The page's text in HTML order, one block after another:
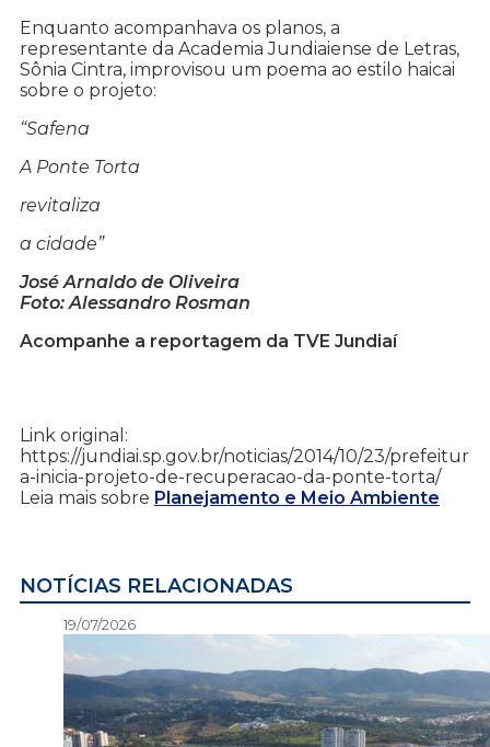
Enquanto acompanhava os planos, a
representante da Academia Jundiaiense de Letras,
Sônia Cintra, improvisou um poema ao estilo haicai
sobre o projeto:
“Safena
A Ponte Torta
revitaliza
a cidade”
José Arnaldo de Oliveira
Foto: Alessandro Rosman
Acompanhe a reportagem da TVE Jundiaí
Link original:
https://jundiai.sp.gov.br/noticias/2014/10/23/prefeitur
a-inicia-projeto-de-recuperacao-da-ponte-torta/
Leia mais sobre Planejamento e Meio Ambiente
NOTÍCIAS RELACIONADAS
19/07/2026